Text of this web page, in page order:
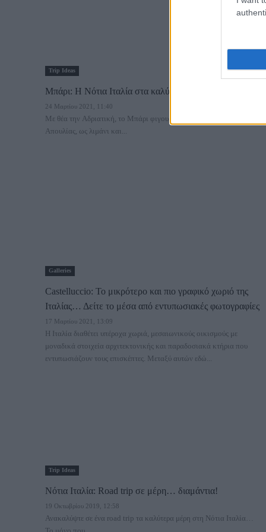
Trip Ideas
Μπάρι: Η Νότια Ιταλία στα καλύτερά της!
24 Μαρτίου 2021, 11:40
Με θέα την Αδριατική, το Μπάρι φιγουράρει στην περιφέρεια της
Απουλίας, ως λιμάνι και...
Galleries
Castelluccio: Το μικρότερο και πιο γραφικό χωριό της
Ιταλίας… Δείτε το μέσα από εντυπωσιακές φωτογραφίες
17 Μαρτίου 2021, 13:09
Η Ιταλία διαθέτει υπέροχα χωριά, μεσαιωνικούς οικισμούς με
μοναδικά στοιχεία αρχιτεκτονικής και παραδοσιακά κτήρια που
εντυπωσιάζουν τους επισκέπτες. Μεταξύ αυτών εδώ...
Trip Ideas
Νότια Ιταλία: Road trip σε μέρη… διαμάντια!
19 Οκτωβρίου 2019, 12:58
Ανακαλύψτε σε ένα road trip τα καλύτερα μέρη στη Νότια Ιταλία…